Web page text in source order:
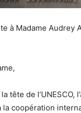
à Madame Audrey
tête de
la coopération